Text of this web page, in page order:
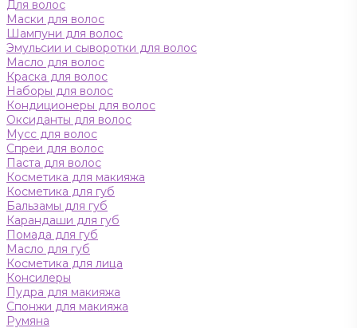
Для волос
Маски для волос
Шампуни для волос
Эмульсии и сыворотки для волос
Масло для волос
Краска для волос
Наборы для волос
Кондиционеры для волос
Оксиданты для волос
Мусс для волос
Спреи для волос
Паста для волос
Косметика для макияжа
Косметика для губ
Бальзамы для губ
Карандаши для губ
Помада для губ
Масло для губ
Косметика для лица
Консилеры
Пудра для макияжа
Спонжи для макияжа
Румяна